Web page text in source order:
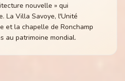
nouvelle » qui
La Villa Savoye, l'Unité
et la chapelle de Ronchamp
au patrimoine mondial.